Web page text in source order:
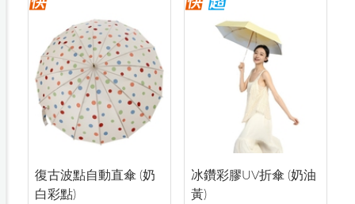
復古波點自動直傘 (奶
白彩點)
冰鑽彩膠UV折傘 (奶油
黃)